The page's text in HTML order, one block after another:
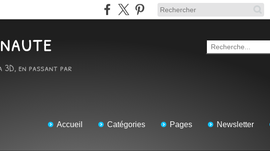
en passant par
Accueil Catégories Pages Newsletter